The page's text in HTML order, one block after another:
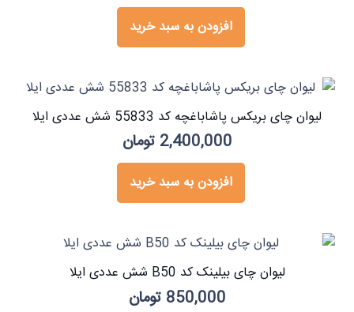
افزودن به سبد خرید
لیوان چای بریکس پاشاباغچه کد 55833 شش عددی ایلا
2,400,000 تومان
افزودن به سبد خرید
لیوان چای بیلینک کد B50 شش عددی ایلا
850,000 تومان